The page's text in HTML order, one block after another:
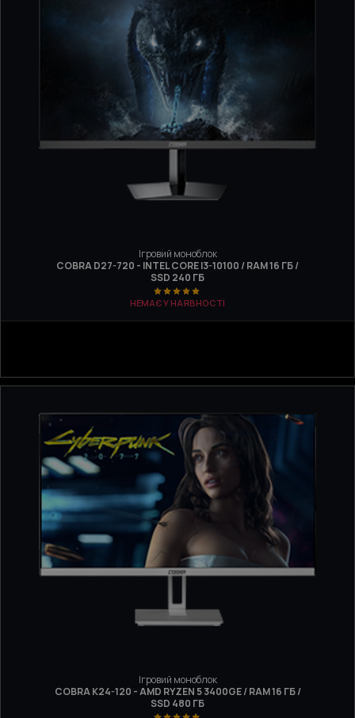
Ігровий моноблок
COBRA D27-720 - INTEL CORE I3-10100 / RAM 16 ГБ /
SSD 240 ГБ
НЕМАЄ У НАЯВНОСТІ
Ігровий моноблок
COBRA K24-120 - AMD RYZEN 5 3400GE / RAM 16 ГБ /
SSD 480 ГБ